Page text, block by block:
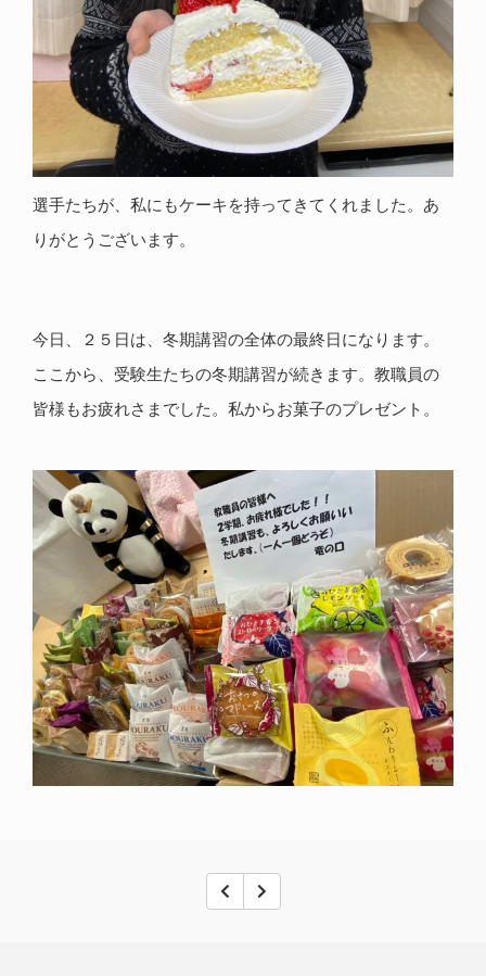
選手たちが、私にもケーキを持ってきてくれました。あ
りがとうございます。
今日、２５日は、冬期講習の全体の最終日になります。
ここから、受験生たちの冬期講習が続きます。教職員の
皆様もお疲れさまでした。私からお菓子のプレゼント。